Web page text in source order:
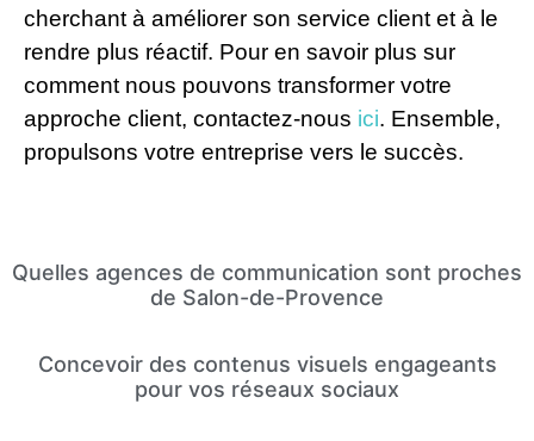
cherchant à améliorer son service client et à le
rendre plus réactif. Pour en savoir plus sur
comment nous pouvons transformer votre
approche client, contactez-nous ici. Ensemble,
propulsons votre entreprise vers le succès.
Quelles agences de communication sont proches
de Salon-de-Provence
Concevoir des contenus visuels engageants
pour vos réseaux sociaux